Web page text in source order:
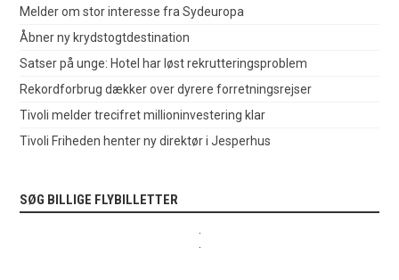
Melder om stor interesse fra Sydeuropa
Åbner ny krydstogtdestination
Satser på unge: Hotel har løst rekrutteringsproblem
Rekordforbrug dækker over dyrere forretningsrejser
Tivoli melder trecifret millioninvestering klar
Tivoli Friheden henter ny direktør i Jesperhus
SØG BILLIGE FLYBILLETTER